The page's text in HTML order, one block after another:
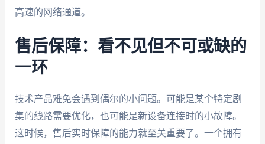
高速的网络通道。
售后保障：看不见但不可或缺的
一环
技术产品难免会遇到偶尔的小问题。可能是某个特定剧
集的线路需要优化，也可能是新设备连接时的小故障。
这时候，售后实时保障的能力就至关重要了。一个拥有